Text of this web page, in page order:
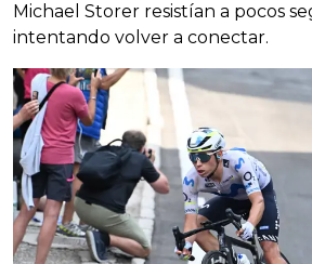
Michael Storer resistían a pocos
intentando volver a conectar.